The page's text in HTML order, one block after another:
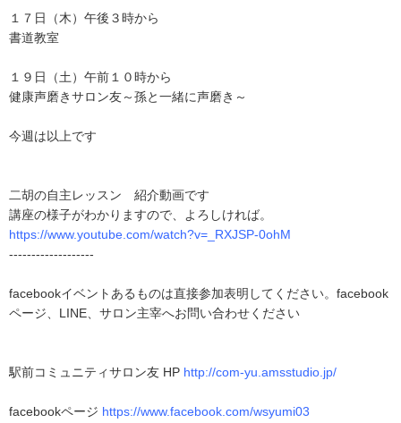
１７日（木）午後３時から
書道教室
１９日（土）午前１０時から
健康声磨きサロン友～孫と一緒に声磨き～
今週は以上です
二胡の自主レッスン 紹介動画です
講座の様子がわかりますので、よろしければ。
https://www.youtube.com/watch?v=_RXJSP-0ohM
-------------------
facebookイベントあるものは直接参加表明してください。facebook
ページ、LINE、サロン主宰へお問い合わせください
駅前コミュニティサロン友 HP http://com-yu.amsstudio.jp/
facebookページ https://www.facebook.com/wsyumi03